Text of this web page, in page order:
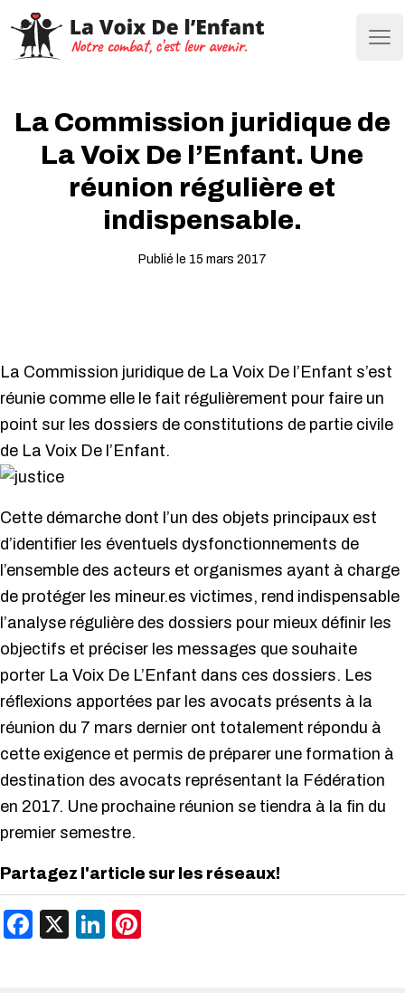
La Commission juridique de
La Voix De l’Enfant. Une
réunion régulière et
indispensable.
Publié le 15 mars 2017
La Commission juridique de La Voix De l’Enfant s’est
réunie comme elle le fait régulièrement pour faire un
point sur les dossiers de constitutions de partie civile
de La Voix De l’Enfant.
Cette démarche dont l’un des objets principaux est
d’identifier les éventuels dysfonctionnements de
l’ensemble des acteurs et organismes ayant à charge
de protéger les mineur.es victimes, rend indispensable
l’analyse régulière des dossiers pour mieux définir les
objectifs et préciser les messages que souhaite
porter La Voix De L’Enfant dans ces dossiers. Les
réflexions apportées par les avocats présents à la
réunion du 7 mars dernier ont totalement répondu à
cette exigence et permis de préparer une formation à
destination des avocats représentant la Fédération
en 2017. Une prochaine réunion se tiendra à la fin du
premier semestre.
Partagez l'article sur les réseaux!
Facebook
X LinkedIn